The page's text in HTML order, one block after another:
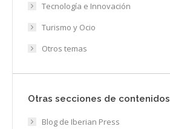
Tecnología e Innovación
Turismo y Ocio
Otros temas
Otras secciones de contenidos
Blog de Iberian Press